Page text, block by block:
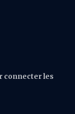
connecter les